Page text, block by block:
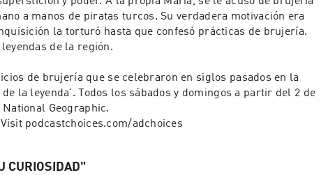
a manos de piratas turcos. Su verdadera motivación era
la torturó hasta que confesó prácticas de brujería.
de la región.
de brujería que se celebraron en siglos pasados en la
la leyenda'. Todos los sábados y domingos a partir del 2 de
Geographic.
podcastchoices.com/adchoices
CURIOSIDAD"